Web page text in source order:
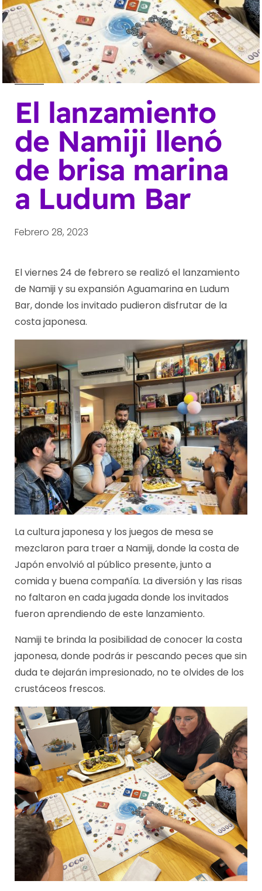
El lanzamiento
de Namiji llenó
de brisa marina
a Ludum Bar
Febrero 28, 2023
El viernes 24 de febrero se realizó el lanzamiento
de Namiji y su expansión Aguamarina en Ludum
Bar, donde los invitado pudieron disfrutar de la
costa japonesa.
La cultura japonesa y los juegos de mesa se
mezclaron para traer a Namiji, donde la costa de
Japón envolvió al público presente, junto a
comida y buena compañía. La diversión y las risas
no faltaron en cada jugada donde los invitados
fueron aprendiendo de este lanzamiento.
Namiji te brinda la posibilidad de conocer la costa
japonesa, donde podrás ir pescando peces que sin
duda te dejarán impresionado, no te olvides de los
crustáceos frescos.